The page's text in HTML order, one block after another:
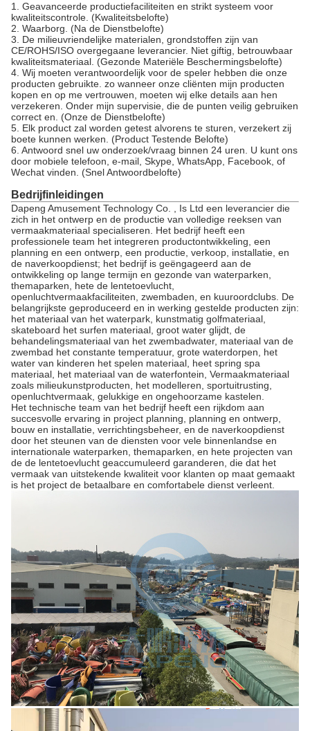
1. Geavanceerde productiefaciliteiten en strikt systeem voor
kwaliteitscontrole. (Kwaliteitsbelofte)
2. Waarborg. (Na de Dienstbelofte)
3. De milieuvriendelijke materialen, grondstoffen zijn van
CE/ROHS/ISO overgegaane leverancier. Niet giftig, betrouwbaar
kwaliteitsmateriaal. (Gezonde Materiële Beschermingsbelofte)
4. Wij moeten verantwoordelijk voor de speler hebben die onze
producten gebruikte. zo wanneer onze cliënten mijn producten
kopen en op me vertrouwen, moeten wij elke details aan hen
verzekeren. Onder mijn supervisie, die de punten veilig gebruiken
correct en. (Onze de Dienstbelofte)
5. Elk product zal worden getest alvorens te sturen, verzekert zij
boete kunnen werken. (Product Testende Belofte)
6. Antwoord snel uw onderzoek/vraag binnen 24 uren. U kunt ons
door mobiele telefoon, e-mail, Skype, WhatsApp, Facebook, of
Wechat vinden. (Snel Antwoordbelofte)
Bedrijfinleidingen
Dapeng Amusement Technology Co. , Is Ltd een leverancier die
zich in het ontwerp en de productie van volledige reeksen van
vermaakmateriaal specialiseren. Het bedrijf heeft een
professionele team het integreren productontwikkeling, een
planning en een ontwerp, een productie, verkoop, installatie, en
de naverkoopdienst; het bedrijf is geëngageerd aan de
ontwikkeling op lange termijn en gezonde van waterparken,
themaparken, hete de lentetoevlucht,
openluchtvermaakfaciliteiten, zwembaden, en kuuroordclubs. De
belangrijkste geproduceerd en in werking gestelde producten zijn:
het materiaal van het waterpark, kunstmatig golfmateriaal,
skateboard het surfen materiaal, groot water glijdt, de
behandelingsmateriaal van het zwembadwater, materiaal van de
zwembad het constante temperatuur, grote waterdorpen, het
water van kinderen het spelen materiaal, heet spring spa
materiaal, het materiaal van de waterfontein, Vermaakmateriaal
zoals milieukunstproducten, het modelleren, sportuitrusting,
openluchtvermaak, gelukkige en ongehoorzame kastelen.
Het technische team van het bedrijf heeft een rijkdom aan
succesvolle ervaring in project planning, planning en ontwerp,
bouw en installatie, verrichtingsbeheer, en de naverkoopdienst
door het steunen van de diensten voor vele binnenlandse en
internationale waterparken, themaparken, en hete projecten van
de de lentetoevlucht geaccumuleerd garanderen, die dat het
vermaak van uitstekende kwaliteit voor klanten op maat gemaakt
is het project de betaalbare en comfortabele dienst verleent.